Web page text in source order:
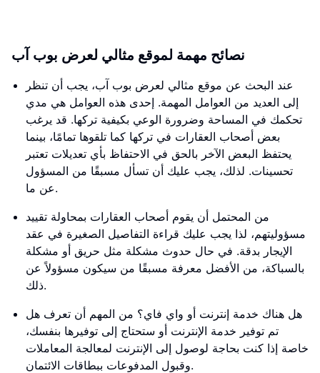
نصائح مهمة لموقع مثالي لعرض بوب آب
عند البحث عن موقع مثالي لعرض بوب آب، يجب أن تنظر
إلى العديد من العوامل المهمة. إحدى هذه العوامل هي مدي
تحكمك في المساحة وضرورة الوعي بكيفية تركها. قد يرغب
بعض أصحاب العقارات في تركها كما تلقوها تمامًا، بينما
يحتفظ البعض الآخر بالحق في الاحتفاظ بأي تعديلات تعتبر
تحسينات. لذلك، يجب عليك أن تسأل مسبقًا من المسؤول
عن ما.
من المحتمل أن يقوم أصحاب العقارات بمحاولة تقييد
مسؤوليتهم، لذا يجب عليك قراءة التفاصيل الصغيرة في عقد
الإيجار بدقة. في حال حدوث مشكلة مثل حريق أو مشكلة
بالسباكة، من الأفضل معرفة مسبقًا من سيكون مسؤولاً عن
ذلك.
هل هناك خدمة إنترنت أو واي فاي؟ من المهم أن تعرف هل
تم توفير خدمة الإنترنت أو ستحتاج إلى توفيرها بنفسك،
خاصة إذا كنت بحاجة لوصول إلى الإنترنت لمعالجة المعاملات
وقبول المدفوعات ببطاقات الائتمان.